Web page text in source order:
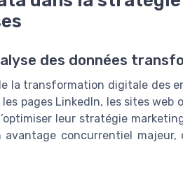
des données
la transformation digitale des
pages LinkedIn, les sites
leur stratégie
concurrentiel majeur,